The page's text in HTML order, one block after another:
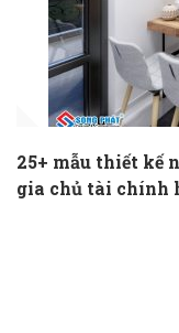
25+ mẫu thiết kế
gia chủ tài chính